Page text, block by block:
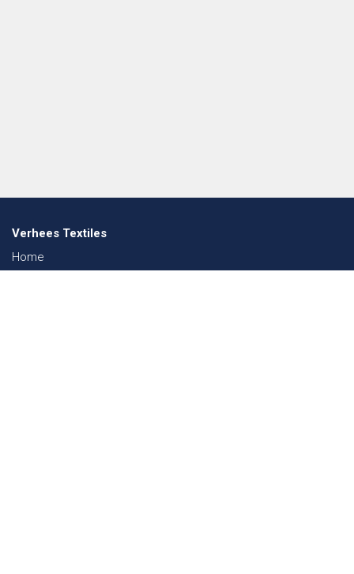
Verhees Textiles
Home